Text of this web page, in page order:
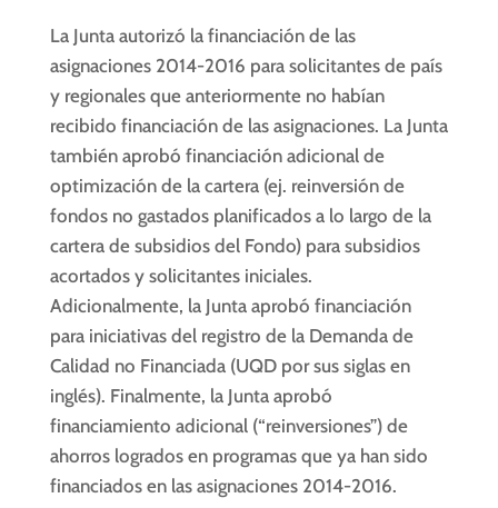
La Junta autorizó la financiación de las
asignaciones 2014-2016 para solicitantes de país
y regionales que anteriormente no habían
recibido financiación de las asignaciones. La Junta
también aprobó financiación adicional de
optimización de la cartera (ej. reinversión de
fondos no gastados planificados a lo largo de la
cartera de subsidios del Fondo) para subsidios
acortados y solicitantes iniciales.
Adicionalmente, la Junta aprobó financiación
para iniciativas del registro de la Demanda de
Calidad no Financiada (UQD por sus siglas en
inglés). Finalmente, la Junta aprobó
financiamiento adicional (“reinversiones”) de
ahorros logrados en programas que ya han sido
financiados en las asignaciones 2014-2016.